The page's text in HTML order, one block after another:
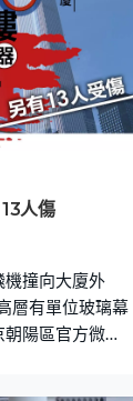
他派之案件，
2023年大選成
直「朝小野
議院通過要求
明年的大選不
要的不是我們
我國從未有的
我們展望2030
人傷
機撞向大廈外
層有單位玻璃幕
陽區官方微信